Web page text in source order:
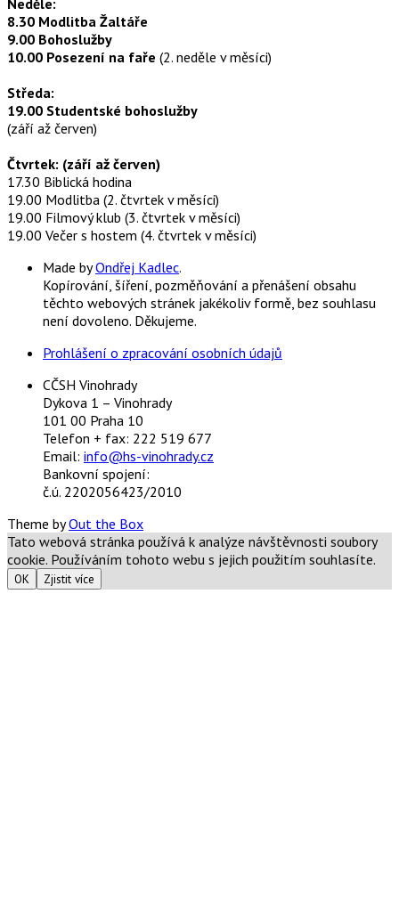
8.30 Modlitba Žaltáře
9.00 Bohoslužby
10.00 Posezení na faře (2. neděle v měsíci)
Středa:
19.00 Studentské bohoslužby
(září až červen)
Čtvrtek: (září až červen)
17.30 Biblická hodina
19.00 Modlitba (2. čtvrtek v měsíci)
19.00 Filmový klub (3. čtvrtek v měsíci)
19.00 Večer s hostem (4. čtvrtek v měsíci)
Made byOndřej Kadlec.
Kopírování, šíření, pozměňování a přenášení obsahu
těchto webových stránek jakékoliv formě, bez souhlasu
není dovoleno. Děkujeme.
Prohlášení o zpracování osobních údajů
CČSH Vinohrady
Dykova 1 – Vinohrady
101 00 Praha 10
Telefon + fax: 222 519 677
Email: info@hs-vinohrady.cz
Bankovní spojení:
č.ú. 2202056423/2010
Theme byOut the Box
Tato webová stránka používá k analýze návštěvnosti soubory
cookie. Používáním tohoto webu s jejich použitím souhlasíte.
OK Zjistit více